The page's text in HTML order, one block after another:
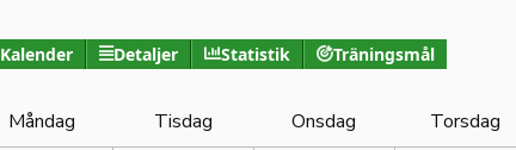
Kalender Detaljer Statistik Träningsmål
Måndag Tisdag Onsdag Torsdag